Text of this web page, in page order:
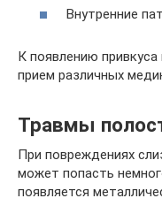
Внутренние
К появлению
прием различных
Травмы
При повреждениях
может попасть
появляется